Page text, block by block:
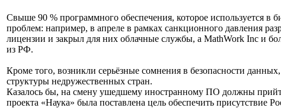
Cвыше 90 % программного обеспечения, которое используется
проблем: например, в апреле в рамках санкционного давления
лицензии и закрыл для них облачные службы, а MathWork Inc и
из РФ.
Кроме того, возникли серьёзные сомнения в безопасности
структуры недружественных стран.
Казалось бы, на смену ушедшему иностранному ПО должны
проекта «Наука» была поставлена цель обеспечить присутствие